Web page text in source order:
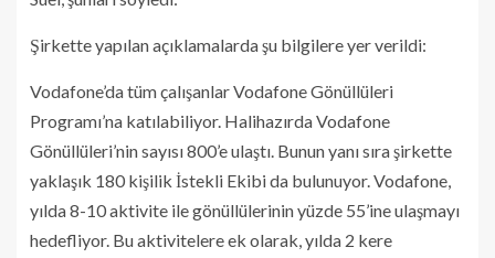
Şirkette yapılan açıklamalarda şu bilgilere yer verildi:
Vodafone’da tüm çalışanlar Vodafone Gönüllüleri
Programı’na katılabiliyor. Halihazırda Vodafone
Gönüllüleri’nin sayısı 800’e ulaştı. Bunun yanı sıra şirkette
yaklaşık 180 kişilik İstekli Ekibi da bulunuyor. Vodafone,
yılda 8-10 aktivite ile gönüllülerinin yüzde 55’ine ulaşmayı
hedefliyor. Bu aktivitelere ek olarak, yılda 2 kere